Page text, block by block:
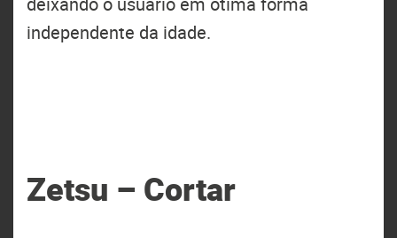
independente da idade.
Zetsu – Cortar